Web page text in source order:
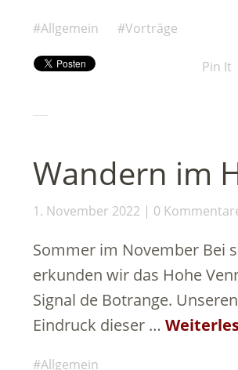
Allgemein Vorträge
Pin It
Wandern im
1. November 2022 0
Sommer im November Bei
erkunden wir das Hohe
Signal de Botrange.
Eindruck dieser …
Allgemein